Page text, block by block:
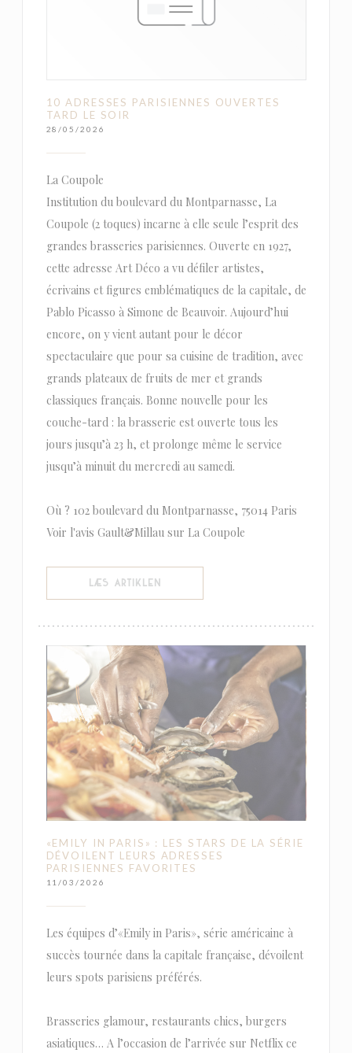
10 ADRESSES PARISIENNES OUVERTES
TARD LE SOIR
28/05/2026
La Coupole
Institution du boulevard du Montparnasse, La
Coupole (2 toques) incarne à elle seule l’esprit des
grandes brasseries parisiennes. Ouverte en 1927,
cette adresse Art Déco a vu défiler artistes,
écrivains et figures emblématiques de la capitale, de
Pablo Picasso à Simone de Beauvoir. Aujourd’hui
encore, on y vient autant pour le décor
spectaculaire que pour sa cuisine de tradition, avec
grands plateaux de fruits de mer et grands
classiques français. Bonne nouvelle pour les
couche-tard : la brasserie est ouverte tous les
jours jusqu’à 23 h, et prolonge même le service
jusqu’à minuit du mercredi au samedi.
Où ? 102 boulevard du Montparnasse, 75014 Paris
Voir l'avis Gault&Millau sur La Coupole
LÆS ARTIKLEN((ÅBNER I ET NYT VINDUE))
«EMILY IN PARIS» : LES STARS DE LA SÉRIE
DÉVOILENT LEURS ADRESSES
PARISIENNES FAVORITES
11/03/2026
Les équipes d’«Emily in Paris», série américaine à
succès tournée dans la capitale française, dévoilent
leurs spots parisiens préférés.
Brasseries glamour, restaurants chics, burgers
asiatiques… A l’occasion de l’arrivée sur Netflix ce